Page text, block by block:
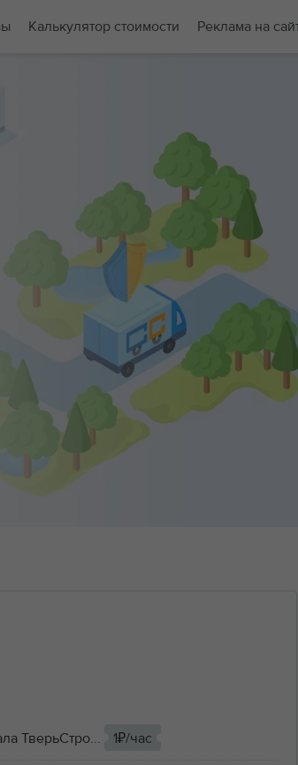
Калькулятор стоимости Реклама на
ТверьСтро...
1₽/час